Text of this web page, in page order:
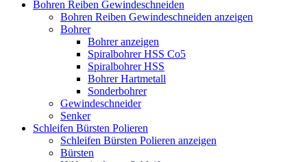
Bohren Reiben Gewindeschneiden
Bohren Reiben Gewindeschneiden anzeigen
Bohrer
Bohrer anzeigen
Spiralbohrer HSS Co5
Spiralbohrer HSS
Bohrer Hartmetall
Sonderbohrer
Gewindeschneider
Senker
Schleifen Bürsten Polieren
Schleifen Bürsten Polieren anzeigen
Bürsten